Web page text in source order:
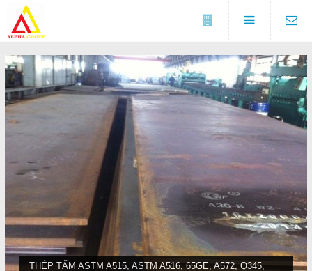
THÉP TẤM ASTM A515, ASTM A516, 65GE, A572, Q345,
DANH MỤC
Sản phẩm
Liên hệ
LIÊN HỆ
Địa chỉ
Số 5A, KCX Linh Trung 1, P
Linh Trung, TP. Thủ Đức, TP.
HCM
0937682789
(0274) 3729 333
COPYRIGHT 2016. ALL RIGHTS RESERVED